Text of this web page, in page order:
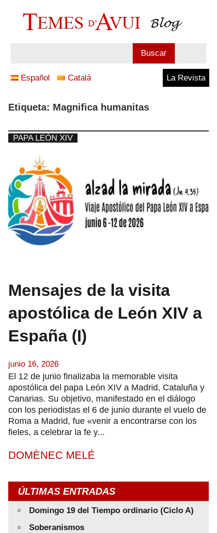
Temes
Buscar
Español Català La Revista
Etiqueta: Magnifica humanitas
PAPA LEÓN XIV
Mensajes de la visita
apostólica de León XIV a
España (I)
junio 16, 2026
El 12 de junio finalizaba la memorable visita
apostólica del papa León XIV a Madrid, Cataluña y
Canarias. Su objetivo, manifestado en el diálogo
con los periodistas el 6 de junio durante el vuelo de
Roma a Madrid, fue «venir a encontrarse con los
fieles, a celebrar la fe y...
DOMÈNEC MELÉ
ÚLTIMAS ENTRADAS
Domingo 19 del Tiempo ordinario (Ciclo A)
Soberanismos